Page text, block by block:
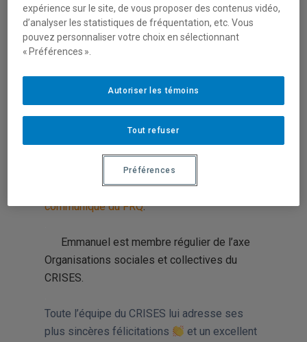
titulaire du nouveauRéseau québécois de
recherche en économie circulaire !
« Le Réseau aura pour mission de mettre à la
sociale que technologique, en plus d’assurer
un rôle d’animation du domaine en organisant
des activités scientifiques favorisant le
maillage, l’avancement et le transfert des
connaissances ». Nous vous invitons à lire le
communiqué du FRQ.
Emmanuel est membre régulier de l’axe
Organisations sociales et collectives du
CRISES.
Toute l’équipe du CRISES lui adresse ses
plus sincères félicitations
et un excellent
expérience sur le site, de vous proposer des contenus vidéo,
d’analyser les statistiques de fréquentation, etc. Vous
pouvez personnaliser votre choix en sélectionnant
« Préférences ».
Tout refuser
Autoriser les témoins
Préférences